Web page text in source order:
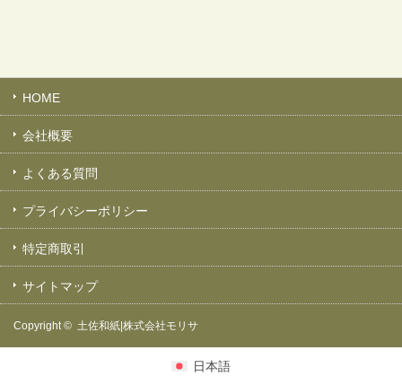
HOME
会社概要
よくある質問
プライバシーポリシー
特定商取引
サイトマップ
Copyright © 土佐和紙|株式会社モリサ
日本語